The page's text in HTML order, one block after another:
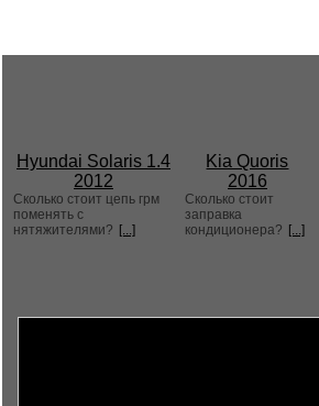
Hyundai Solaris 1.4
2012
Сколько стоит цепь грм
поменять с
нятяжителями? [...]
Kia Quoris
2016
Сколько стоит
заправка
кондиционера? [...]